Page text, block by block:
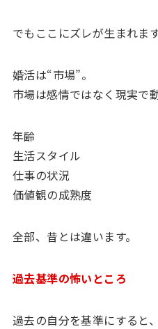
でもここにズレが生まれます
婚活は“市場”。
市場は感情ではなく現実で
年齢
生活スタイル
仕事の状況
価値観の成熟度
全部、昔とは違います。
過去基準の怖いところ
過去の自分を基準にすると、